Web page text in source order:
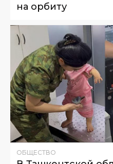
на орбиту
ОБЩЕСТВО